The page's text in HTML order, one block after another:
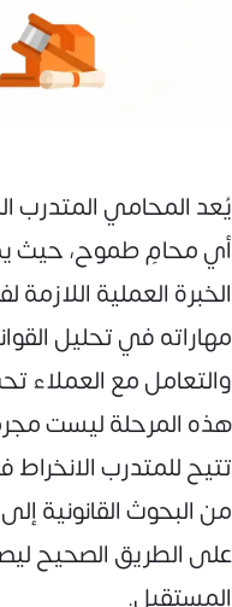
يُعد المحامي المتدرب
أي محامٍ طموح، حيث
الخبرة العملية اللازمة
مهاراته في تحليل
والتعامل مع العملاء
هذه المرحلة ليست
تتيح للمتدرب
من البحوث القانونية
على الطريق الصحيح
المستقبل.